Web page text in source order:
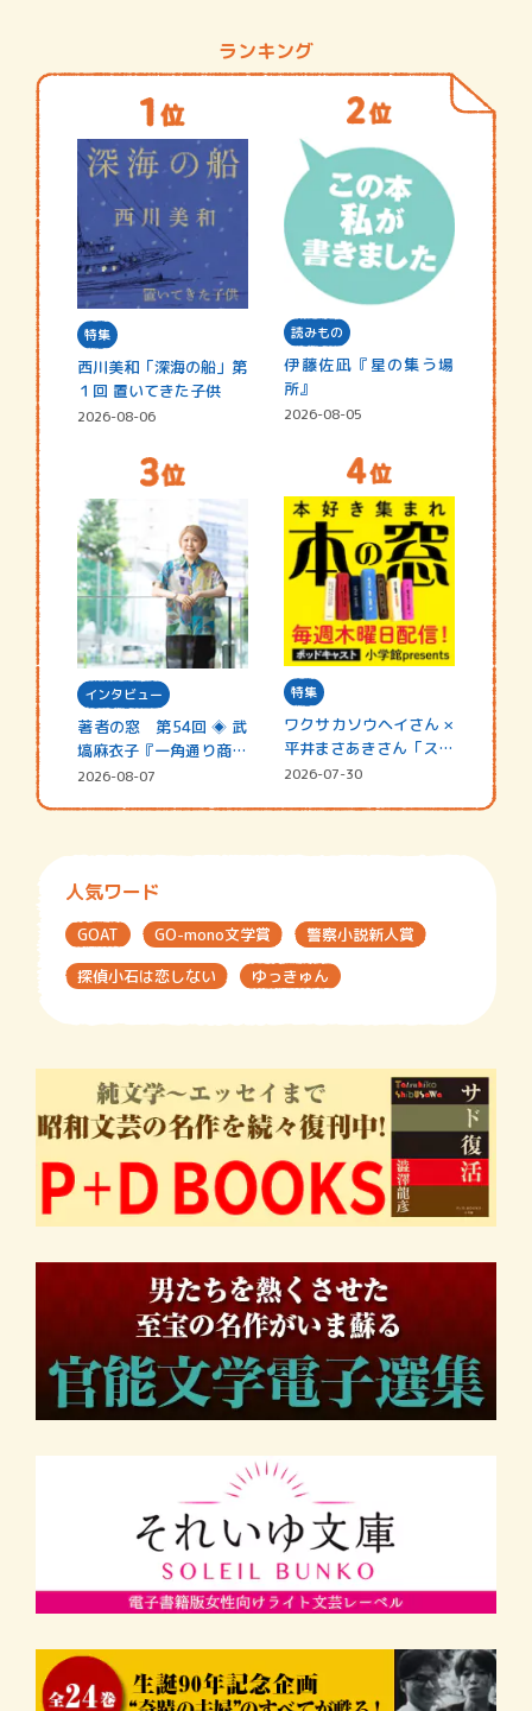
ランキング
特集
西川美和「深海の船」第
１回 置いてきた子供
2026-08-06
読みもの
伊藤佐凪『星の集う場
所』
2026-08-05
インタビュー
著者の窓 第54回 ◈ 武
塙麻衣子『一角通り商店
街の…
2026-08-07
特集
ワクサカソウヘイさん ×
平井まさあきさん「スペ
シャ…
2026-07-30
人気ワード
GOAT GO-mono文学賞
警察小説新人賞
探偵小石は恋しない
ゆっきゅん